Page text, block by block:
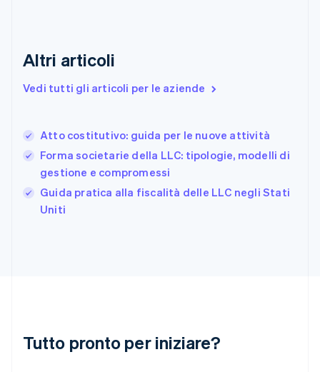
Altri articoli
Vedi tutti gli articoli per le aziende
Atto costitutivo: guida per le nuove attività
Forma societarie della LLC: tipologie, modelli di
gestione e compromessi
Guida pratica alla fiscalità delle LLC negli Stati
Uniti
Tutto pronto per iniziare?
Francia
Germania
日本語English
English
Grecia
English
India
Lituania